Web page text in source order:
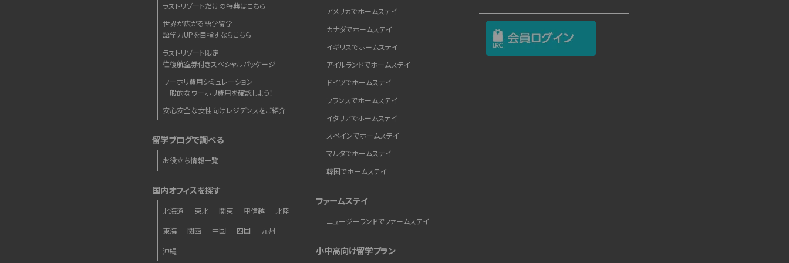
ラストリゾートだけの特典はこちら
世界が広がる語学留学
語学力UPを目指すならこちら
ラストリゾート限定
往復航空券付きスペシャルパッケージ
ワーホリ費用シミュレーション
一般的なワーホリ費用を確認しよう！
安心安全な女性向けレジデンスをご紹介
留学ブログで調べる
お役立ち情報一覧
国内オフィスを探す
北海道 東北 関東 甲信越 北陸
東海 関西 中国 四国 九州
沖縄
アメリカでホームステイ
カナダでホームステイ
イギリスでホームステイ
アイルランドでホームステイ
ドイツでホームステイ
フランスでホームステイ
イタリアでホームステイ
スペインでホームステイ
マルタでホームステイ
韓国でホームステイ
ファームステイ
ニュージーランドでファームステイ
小中高向け留学プラン